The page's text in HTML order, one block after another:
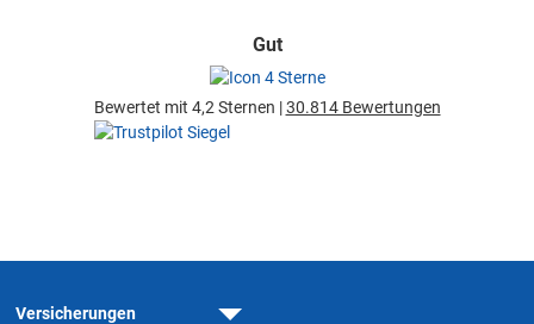
Gut
Bewertet mit 4,2 Sternen |30.814 Bewertungen
Versicherungen